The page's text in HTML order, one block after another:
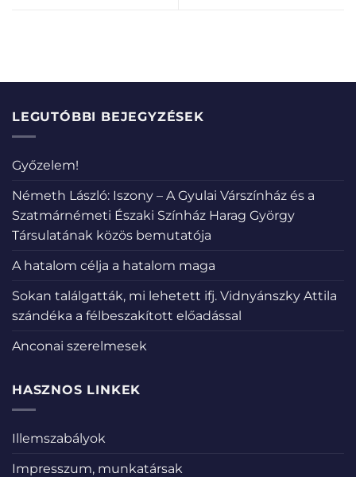
LEGUTÓBBI BEJEGYZÉSEK
Győzelem!
Németh László: Iszony – A Gyulai Várszínház és a
Szatmárnémeti Északi Színház Harag György
Társulatának közös bemutatója
A hatalom célja a hatalom maga
Sokan találgatták, mi lehetett ifj. Vidnyánszky Attila
szándéka a félbeszakított előadással
Anconai szerelmesek
HASZNOS LINKEK
Illemszabályok
Impresszum, munkatársak